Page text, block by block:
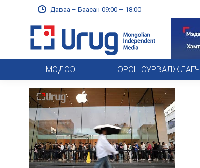
Даваа – Баасан 09:00 – 18:00
МЭДЭЭ ЭРЭН СУРВАЛЖЛАГЧ